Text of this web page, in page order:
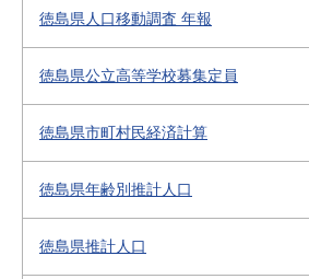
徳島県人口移動調査 年報
徳島県公立高等学校募集定員
徳島県市町村民経済計算
徳島県年齢別推計人口
徳島県推計人口